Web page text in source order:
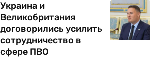
Украина и
Великобритания
договорились усилить
сотрудничество в
сфере ПВО